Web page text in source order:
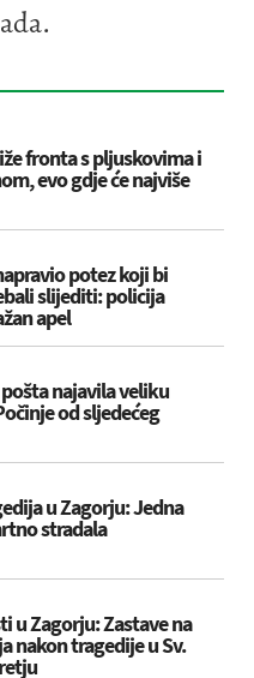
fronta s pljuskovima i
evo gdje će najviše
potez koji bi
slijediti: policija
apel
najavila veliku
od sljedećeg
u Zagorju: Jedna
stradala
u Zagorju: Zastave na
nakon tragedije u Sv.